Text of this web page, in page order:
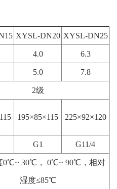
XYSL-DN20 XYSL-DN25
4.0 6.3
5.0 7.8
2级
195×85×115 225×92×120
G1 G11/4
0℃~ 30℃， 0℃~ 90℃，相对
湿度≤85℃